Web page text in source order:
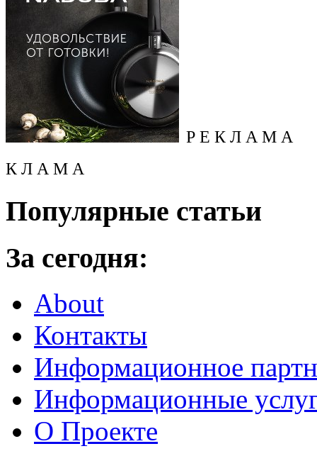
Р Е К Л А М А
К Л А М А
Популярные статьи
За сегодня:
About
Контакты
Информационное
Информационные
О Проекте